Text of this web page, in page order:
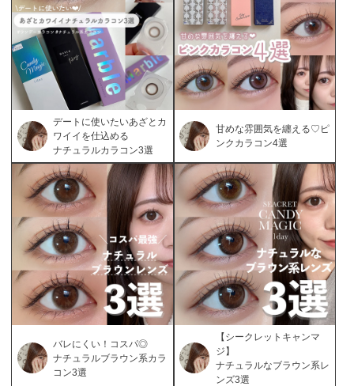
デートに使いたいあざとカ
ワイイを仕込める
ナチュラルカラコン3選
甘めな雰囲気を纏える♡ピ
ンクカラコン4選
バレにくい！コスパ◎
ナチュラルブラウン系カラ
コン3選
【シークレットキャンマ
ジ】
ナチュラルなブラウン系レ
ンズ3選